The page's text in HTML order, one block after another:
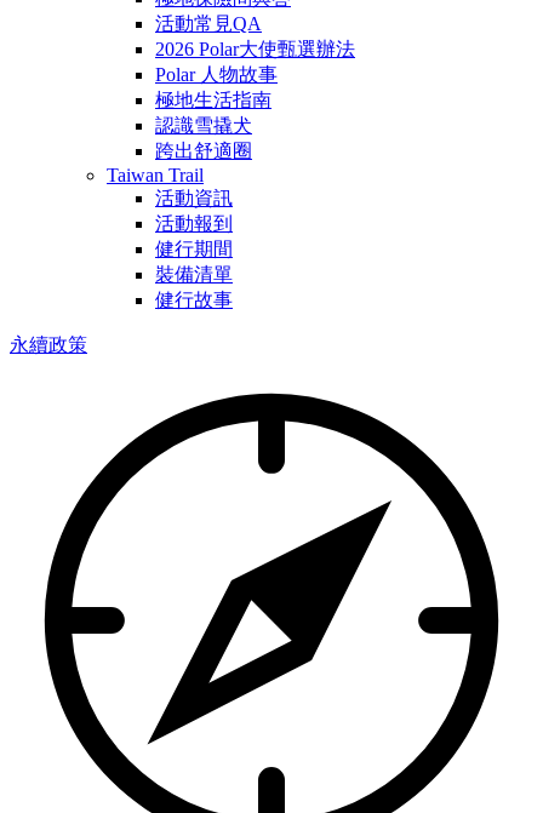
活動常見QA
2026 Polar大使甄選辦法
Polar 人物故事
極地生活指南
認識雪撬犬
跨出舒適圈
Taiwan Trail
活動資訊
活動報到
健行期間
裝備清單
健行故事
永續政策